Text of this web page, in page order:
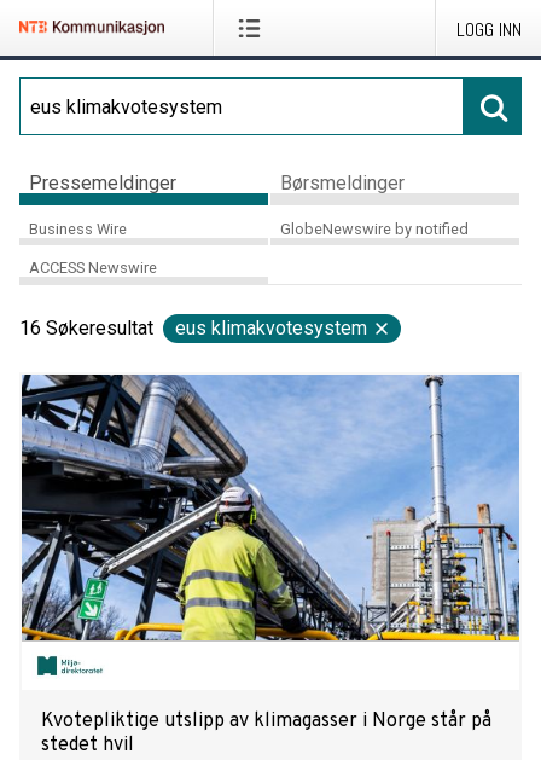
LOGG INN
Pressemeldinger Børsmeldinger
Business Wire GlobeNewswire by notified
ACCESS Newswire
16 Søkeresultat eus klimakvotesystem
Kvotepliktige utslipp av klimagasser i Norge står på
stedet hvil